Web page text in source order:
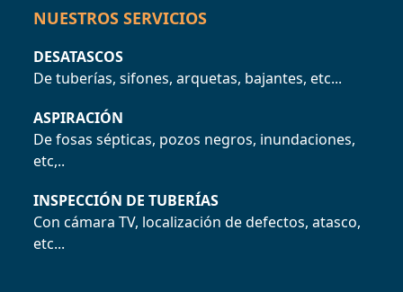
NUESTROS SERVICIOS
DESATASCOS
De tuberías, sifones, arquetas, bajantes, etc...
ASPIRACIÓN
De fosas sépticas, pozos negros, inundaciones,
etc,..
INSPECCIÓN DE TUBERÍAS
Con cámara TV, localización de defectos, atasco,
etc...